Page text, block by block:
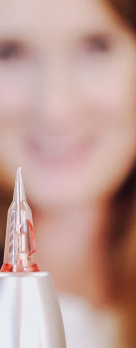
reagieren sie deutlich stärker
die Haut. Der Körper reagiert
auch mit stärkerem
der Farbe während der
über die Lippen gewischt